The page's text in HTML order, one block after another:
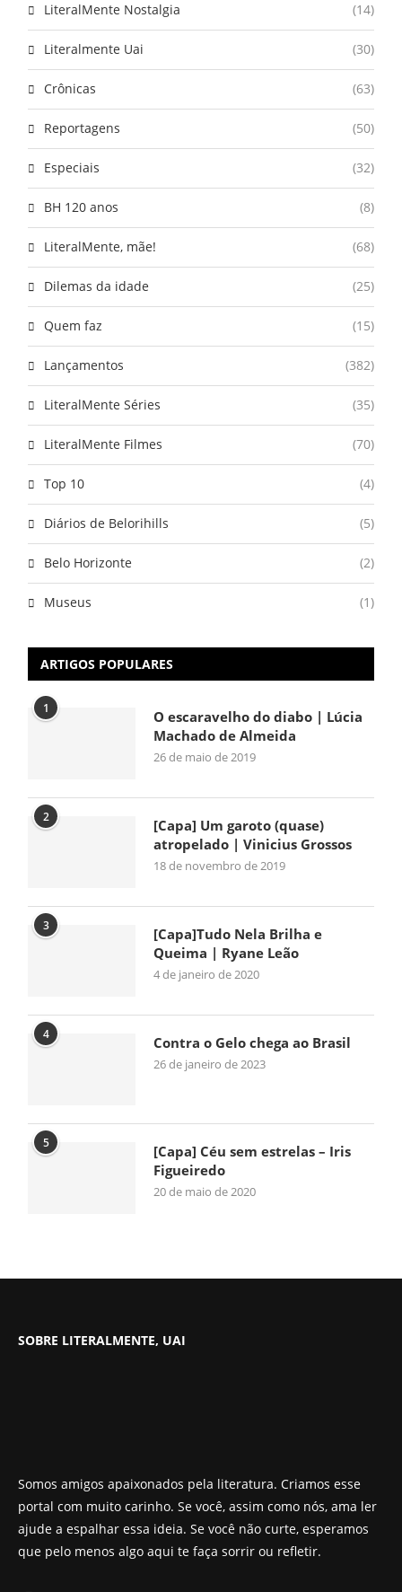
LiteralMente Nostalgia (14)
Literalmente Uai (30)
Crônicas (63)
Reportagens (50)
Especiais (32)
BH 120 anos (8)
LiteralMente, mãe! (68)
Dilemas da idade (25)
Quem faz (15)
Lançamentos (382)
LiteralMente Séries (35)
LiteralMente Filmes (70)
Top 10 (4)
Diários de Belorihills (5)
Belo Horizonte (2)
Museus (1)
ARTIGOS POPULARES
1
O escaravelho do diabo | Lúcia
Machado de Almeida
26 de maio de 2019
2
[Capa] Um garoto (quase)
atropelado | Vinicius Grossos
18 de novembro de 2019
3
[Capa]Tudo Nela Brilha e
Queima | Ryane Leão
4 de janeiro de 2020
4 Contra o Gelo chega ao Brasil
26 de janeiro de 2023
5
[Capa] Céu sem estrelas – Iris
Figueiredo
20 de maio de 2020
SOBRE LITERALMENTE, UAI
Somos amigos apaixonados pela literatura. Criamos esse
portal com muito carinho. Se você, assim como nós, ama ler
ajude a espalhar essa ideia. Se você não curte, esperamos
que pelo menos algo aqui te faça sorrir ou refletir.